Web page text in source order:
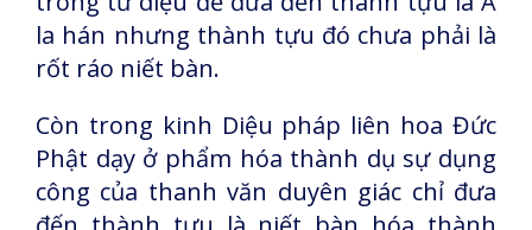
la hán nhưng thành tựu đó chưa phải là
rốt ráo niết bàn.
Còn trong kinh Diệu pháp liên hoa Đức
Phật dạy ở phẩm hóa thành dụ sự dụng
công của thanh văn duyên giác chỉ đưa